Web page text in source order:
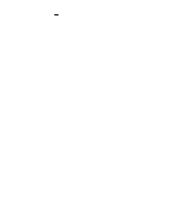
-